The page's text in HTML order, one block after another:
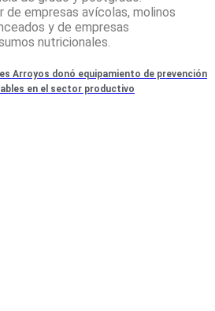
de empresas avícolas, molinos
y de empresas
nutricionales.
Arroyos donó equipamiento de prevención
en el sector productivo